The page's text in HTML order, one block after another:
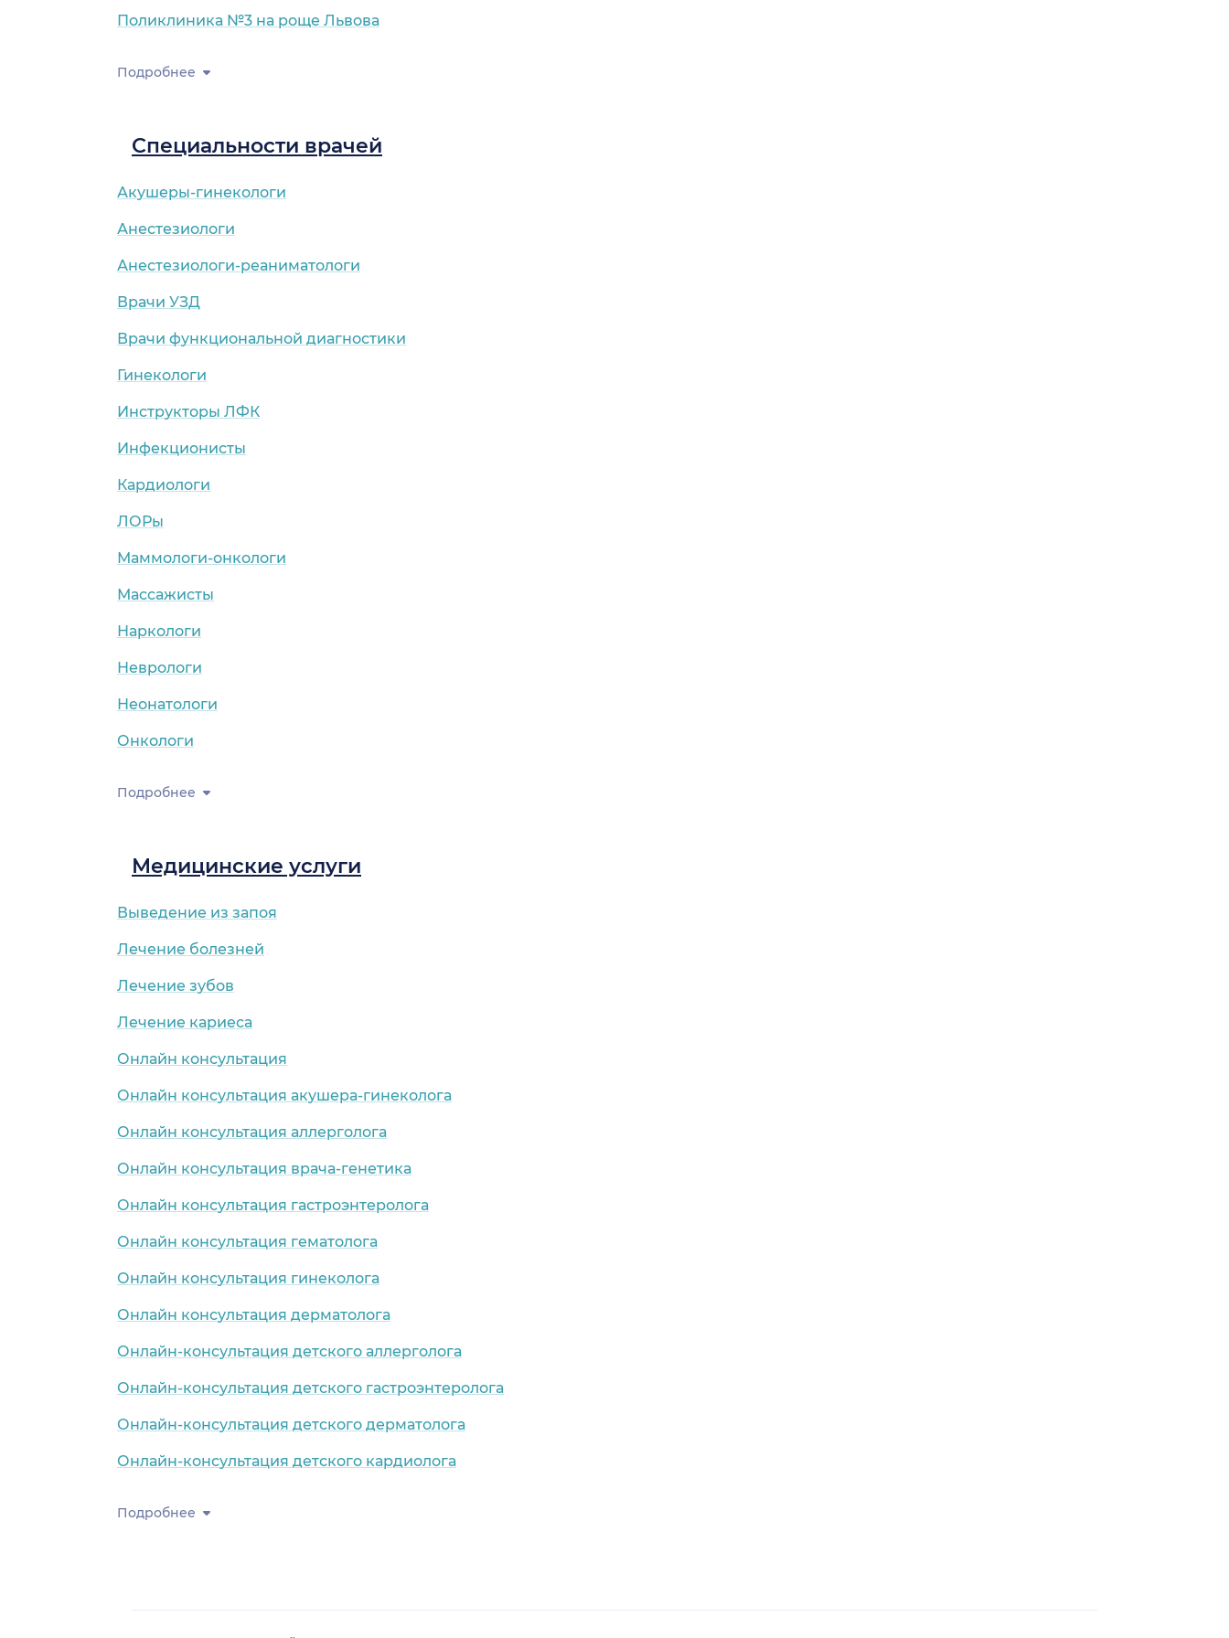
Поликлиника №3 на роще Львова
Подробнее
Специальности врачей
Акушеры-гинекологи
Анестезиологи
Анестезиологи-реаниматологи
Врачи УЗД
Врачи функциональной диагностики
Гинекологи
Инструкторы ЛФК
Инфекционисты
Кардиологи
ЛОРы
Маммологи-онкологи
Массажисты
Наркологи
Неврологи
Неонатологи
Онкологи
Подробнее
Медицинские услуги
Выведение из запоя
Лечение болезней
Лечение зубов
Лечение кариеса
Онлайн консультация
Онлайн консультация акушера-гинеколога
Онлайн консультация аллерголога
Онлайн консультация врача-генетика
Онлайн консультация гастроэнтеролога
Онлайн консультация гематолога
Онлайн консультация гинеколога
Онлайн консультация дерматолога
Онлайн-консультация детского аллерголога
Онлайн-консультация детского гастроэнтеролога
Онлайн-консультация детского дерматолога
Онлайн-консультация детского кардиолога
Подробнее